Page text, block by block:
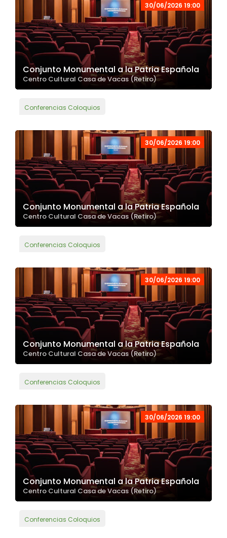
30/06/2026 19:00
Conjunto Monumental a la Patria Española
Centro Cultural Casa de Vacas (Retiro)
Conferencias Coloquios
30/06/2026 19:00
Conjunto Monumental a la Patria Española
Centro Cultural Casa de Vacas (Retiro)
Conferencias Coloquios
30/06/2026 19:00
Conjunto Monumental a la Patria Española
Centro Cultural Casa de Vacas (Retiro)
Conferencias Coloquios
30/06/2026 19:00
Conjunto Monumental a la Patria Española
Centro Cultural Casa de Vacas (Retiro)
Conferencias Coloquios